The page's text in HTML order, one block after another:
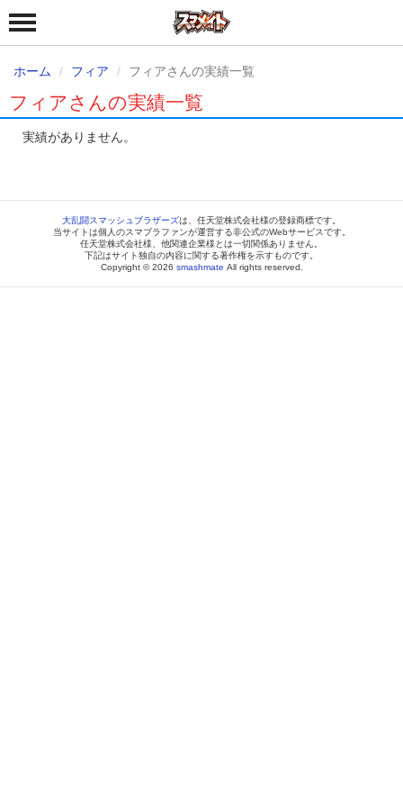
ホーム フィア フィアさんの実績一覧
フィアさんの実績一覧
実績がありません。
大乱闘スマッシュブラザーズは、任天堂株式会社様の登録商標です。
当サイトは個人のスマブラファンが運営する非公式のWebサービスです。
任天堂株式会社様、他関連企業様とは一切関係ありません。
下記はサイト独自の内容に関する著作権を示すものです。
Copyright © 2026 smashmate All rights reserved.